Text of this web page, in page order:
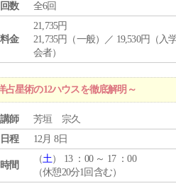
回数
全6回
料金
21,735円
21,735円（一般）／ 19,530円（入
会者）
星術の12ハウスを徹底解明～
講師
芳垣 宗久
日程
12月 8日
時間
（土） 13 ：00 ～ 17 ：00
（休憩20分1回含む）